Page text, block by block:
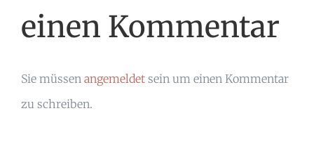
einen Kommentar
Sie müssen angemeldet sein um einen Kommentar
zu schreiben.